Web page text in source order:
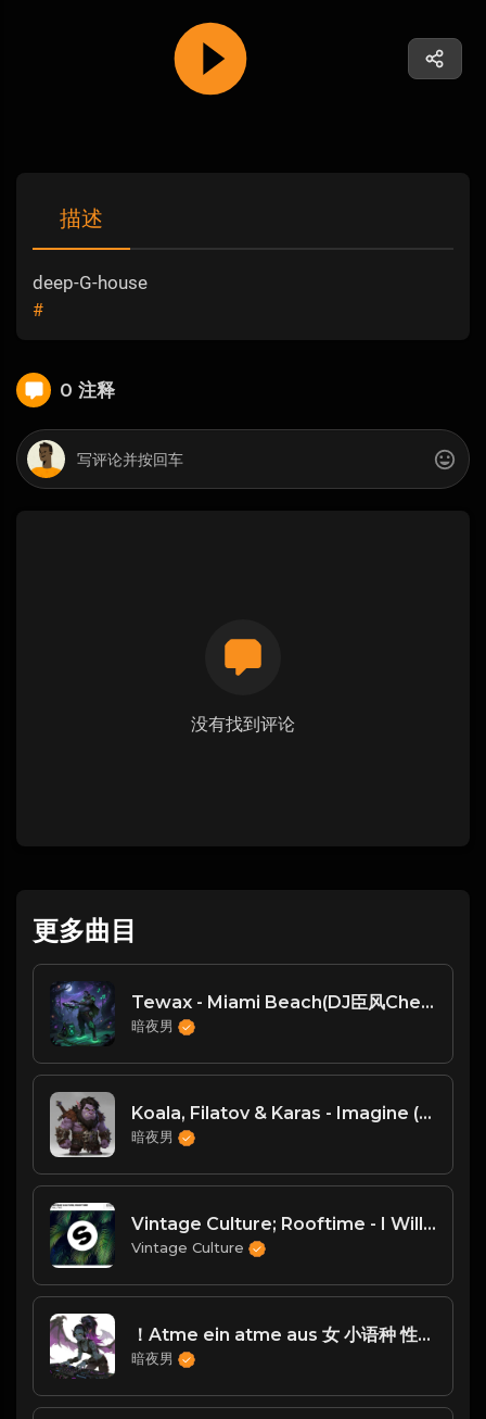
描述
deep-G-house
#
0 注释
没有找到评论
更多曲目
Tewax - Miami Beach(DJ臣风Chenwin)
暗夜男
Koala, Filatov & Karas - Imagine (Original Mix)
暗夜男
Vintage Culture; Rooftime - I Will Find
Vintage Culture
！Atme ein atme aus 女 小语种 性感 好！
暗夜男